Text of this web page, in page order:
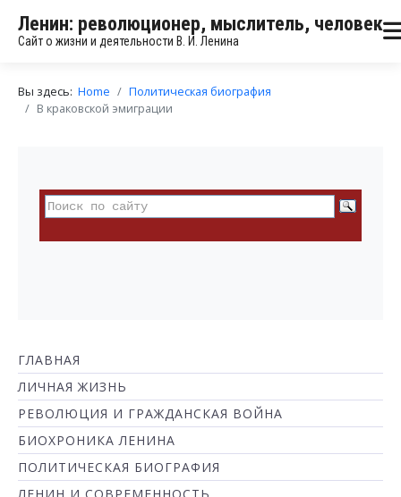
Ленин: революционер, мыслитель, человек
Сайт о жизни и деятельности В. И. Ленина
Вы здесь: Home
Политическая биография
В краковской эмиграции
ГЛАВНАЯ
ЛИЧНАЯ ЖИЗНЬ
РЕВОЛЮЦИЯ И ГРАЖДАНСКАЯ ВОЙНА
БИОХРОНИКА ЛЕНИНА
ПОЛИТИЧЕСКАЯ БИОГРАФИЯ